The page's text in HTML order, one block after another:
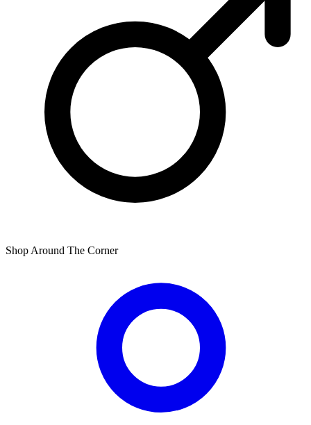
Shop Around The Corner